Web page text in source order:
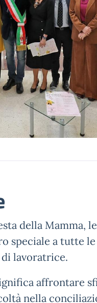
della Mamma,
speciale a tutte
lavoratrice.
affrontare
nella